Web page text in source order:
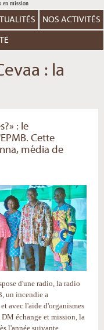
NOS ACTIVITÉS
: la
: le
Cette
média de
d'une radio, la radio
un incendie a
avec l'aide d'organismes
échange et mission, la
l'année suivante.